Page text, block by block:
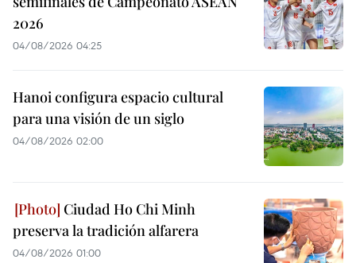
2026
04/08/2026 04:25
Hanoi configura espacio cultural
para una visión de un siglo
04/08/2026 02:00
Ciudad Ho Chi Minh
preserva la tradición alfarera
04/08/2026 01:00